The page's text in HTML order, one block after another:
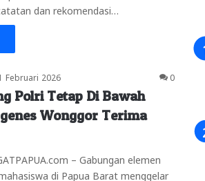
dan rekomendasi…
Februari 2026 0
Polri Tetap Di Bawah
Wonggor Terima
– Gabungan elemen
di Papua Barat menggelar